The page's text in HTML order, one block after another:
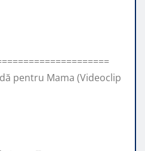
pentru Mama (Videoclip